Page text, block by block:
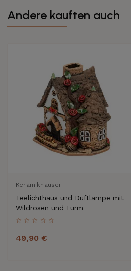
Andere kauften auch
Keramikhäuser
Teelichthaus und Duftlampe mit
Wildrosen und Turm
49,90 €